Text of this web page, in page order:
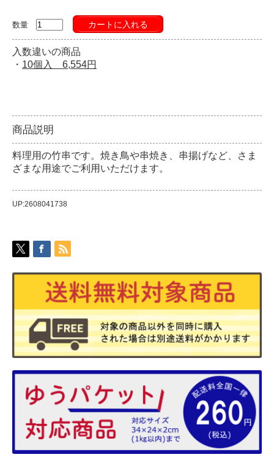
数量 カートに入れる
入数違いの商品
・ 10個入 6,554円
商品説明
料理用の竹串です。焼き鳥や串焼き、串揚げなど、さま
ざまな用途でご利用いただけます。
UP:2608041738